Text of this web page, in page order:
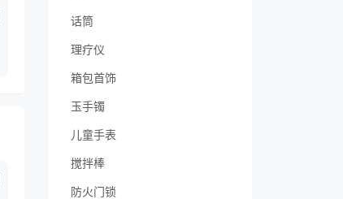
话筒
理疗仪
箱包首饰
玉手镯
儿童手表
搅拌棒
防火门锁